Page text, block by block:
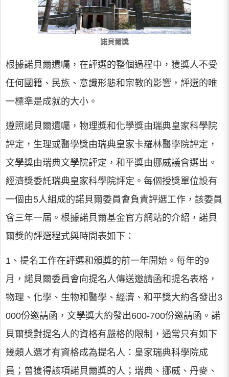
諾貝爾獎
根據諾貝爾遺囑，在評選的整個過程中，獲獎人不受
任何國籍、民族、意識形態和宗教的影響，評選的唯
一標準是成就的大小。
遵照諾貝爾遺囑，物理獎和化學獎由瑞典皇家科學院
評定，生理或醫學獎由瑞典皇家卡羅林醫學院評定，
文學獎由瑞典文學院評定，和平獎由挪威議會選出。
經濟獎委託瑞典皇家科學院評定。每個授獎單位設有
一個由5人組成的諾貝爾委員會負責評選工作，該委員
會三年一屆。根據諾貝爾基金官方網站的介紹，諾貝
爾獎的評選程式與時間表如下：
1、提名工作在評選和頒獎的前一年開始。每年的9
月，諾貝爾委員會向提名人傳送邀請函和提名表格，
物理、化學、生物和醫學、經濟、和平獎大約各發出3
000份邀請函，文學獎大約發出600-700份邀請函。諾
貝爾獎對提名人的資格有嚴格的限制，通常只有如下
幾類人選才有資格成為提名人：皇家瑞典科學院成
員；曾獲得該項諾貝爾獎的人；瑞典、挪威、丹麥、